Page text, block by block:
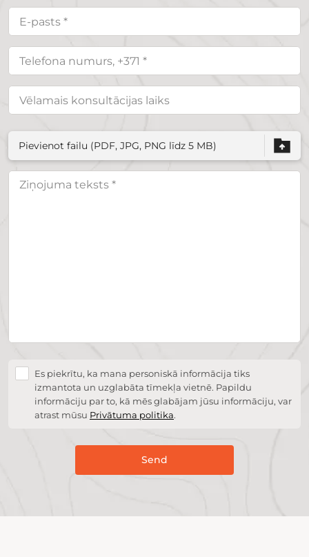
Pievienot failu (PDF, JPG, PNG līdz 5 MB)
Es piekrītu, ka mana personiskā informācija tiks
izmantota un uzglabāta tīmekļa vietnē. Papildu
informāciju par to, kā mēs glabājam jūsu informāciju, var
atrast mūsu Privātuma politika.
Send